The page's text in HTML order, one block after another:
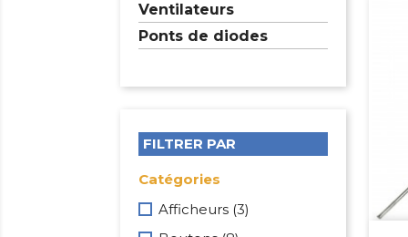
Ventilateurs
Ponts de diodes
FILTRER PAR
Catégories
Afficheurs (3)